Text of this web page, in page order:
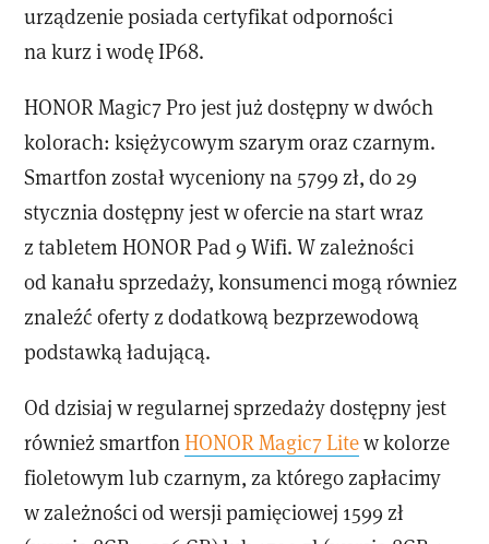
urządzenie posiada certyfikat odporności
na kurz i wodę IP68.
HONOR Magic7 Pro jest już dostępny w dwóch
kolorach: księżycowym szarym oraz czarnym.
Smartfon został wyceniony na 5799 zł, do 29
stycznia dostępny jest w ofercie na start wraz
z tabletem HONOR Pad 9 Wifi. W zależności
od kanału sprzedaży, konsumenci mogą równiez
znaleźć oferty z dodatkową bezprzewodową
podstawką ładującą.
Od dzisiaj w regularnej sprzedaży dostępny jest
również smartfonHONOR Magic7 Litew kolorze
fioletowym lub czarnym, za którego zapłacimy
w zależności od wersji pamięciowej 1599 zł